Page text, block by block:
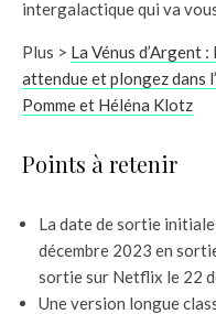
intergalactique qui va
Plus > La Vénus d’Argent
attendue et plongez dans
Pomme et Héléna Klotz
Points à retenir
La date de sortie
décembre 2023 en
sortie sur Netflix le 22
Une version longue